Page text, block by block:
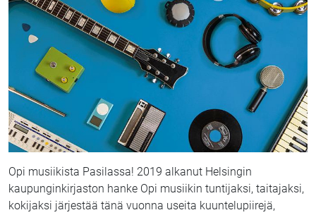
Opi musiikista Pasilassa! 2019 alkanut Helsingin
kaupunginkirjaston hanke Opi musiikin tuntijaksi, taitajaksi,
kokijaksi järjestää tänä vuonna useita kuuntelupiirejä,